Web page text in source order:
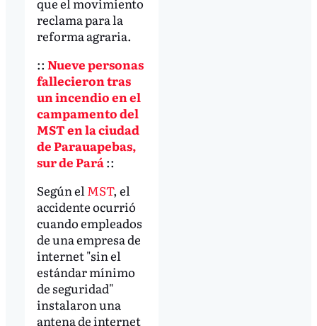
reclama para la
reforma agraria.
:: Nueve personas
fallecieron tras
un incendio en el
campamento del
MST en la ciudad
de Parauapebas,
sur de Pará::
Según el MST, el
accidente ocurrió
cuando empleados
de una empresa de
internet "sin el
estándar mínimo
de seguridad"
instalaron una
antena de internet